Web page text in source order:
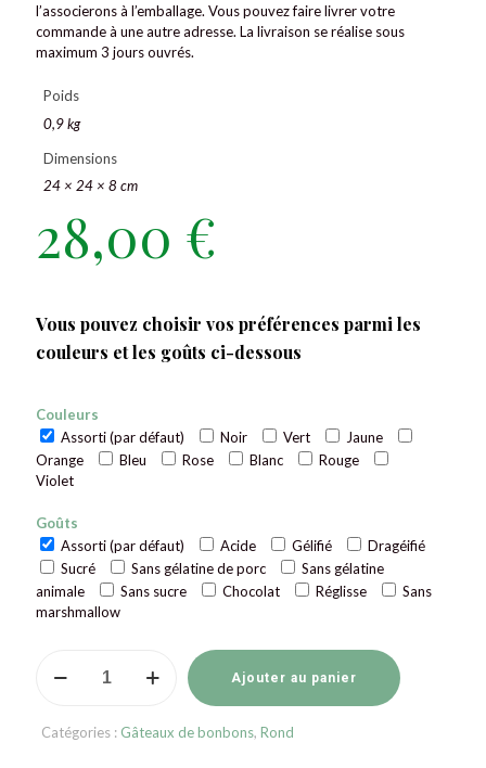
l’associerons à l’emballage. Vous pouvez faire livrer votre
commande à une autre adresse. La livraison se réalise sous
maximum 3 jours ouvrés.
Poids
0,9 kg
Dimensions
24 × 24 × 8 cm
28,00 €
Vous pouvez choisir vos préférences parmi les
couleurs et les goûts ci-dessous
Couleurs
Assorti (par défaut)
Noir Vert
Jaune
Orange
Bleu Rose Blanc
Rouge
Violet
Goûts
Assorti (par défaut)
Acide Gélifié
Dragéifié
Sucré
Sans gélatine de porc
Sans gélatine
animale
Sans sucre Chocolat Réglisse
Sans
marshmallow
bonbons
Ajouter au panier
Catégories : Gâteaux de bonbons, Rond